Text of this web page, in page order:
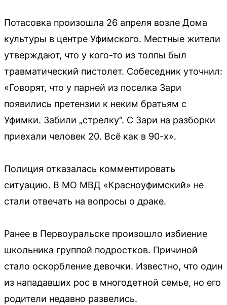
Потасовка произошла 26 апреля возле Дома
культуры в центре Уфимского. Местные жители
утверждают, что у кого-то из толпы был
травматический пистолет. Собеседник уточнил:
«Говорят, что у парней из поселка Зари
появились претензии к неким братьям с
Уфимки. Забили „стрелку“. С Зари на разборки
приехали человек 20. Всё как в 90-х».
Полиция отказалась комментировать
ситуацию. В МО МВД «Красноуфимский» не
стали отвечать на вопросы о драке.
Ранее в Первоуральске произошло избиение
школьника группой подростков. Причиной
стало оскорбление девочки. Известно, что один
из нападавших рос в многодетной семье, но его
родители недавно развелись.